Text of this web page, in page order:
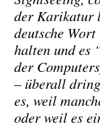
der Karikatur
deutsche
halten und es
der
– überall
es, weil
oder weil es